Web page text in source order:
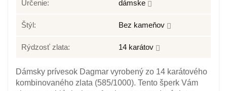
Určenie: dámske
Štýl: Bez kameňov
Rýdzosť zlata: 14 karátov
Dámsky prívesok Dagmar vyrobený zo 14 karátového
kombinovaného zlata (585/1000). Tento šperk Vám